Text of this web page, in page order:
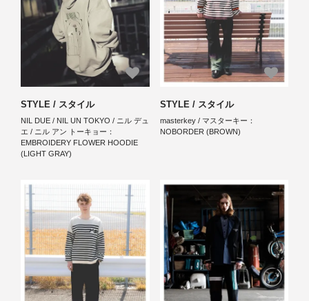
STYLE / スタイル
NIL DUE / NIL UN TOKYO / ニル デュ
エ / ニル アン トーキョー：
EMBROIDERY FLOWER HOODIE
(LIGHT GRAY)
STYLE / スタイル
masterkey / マスターキー：
NOBORDER (BROWN)